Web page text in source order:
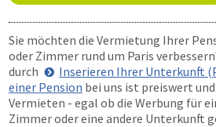
Sie möchten die Vermietung Ihrer
oder Zimmer rund um Paris
durch
Inserieren Ihrer Unterkunft
einer Pension bei uns ist preiswert
Vermieten - egal ob die Werbung für
Zimmer oder eine andere Unterkunft